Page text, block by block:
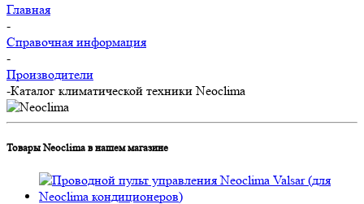
Главная
-
Справочная информация
-
Производители
-Каталог климатической техники Neoclima
Товары Neoclima в нашем магазине